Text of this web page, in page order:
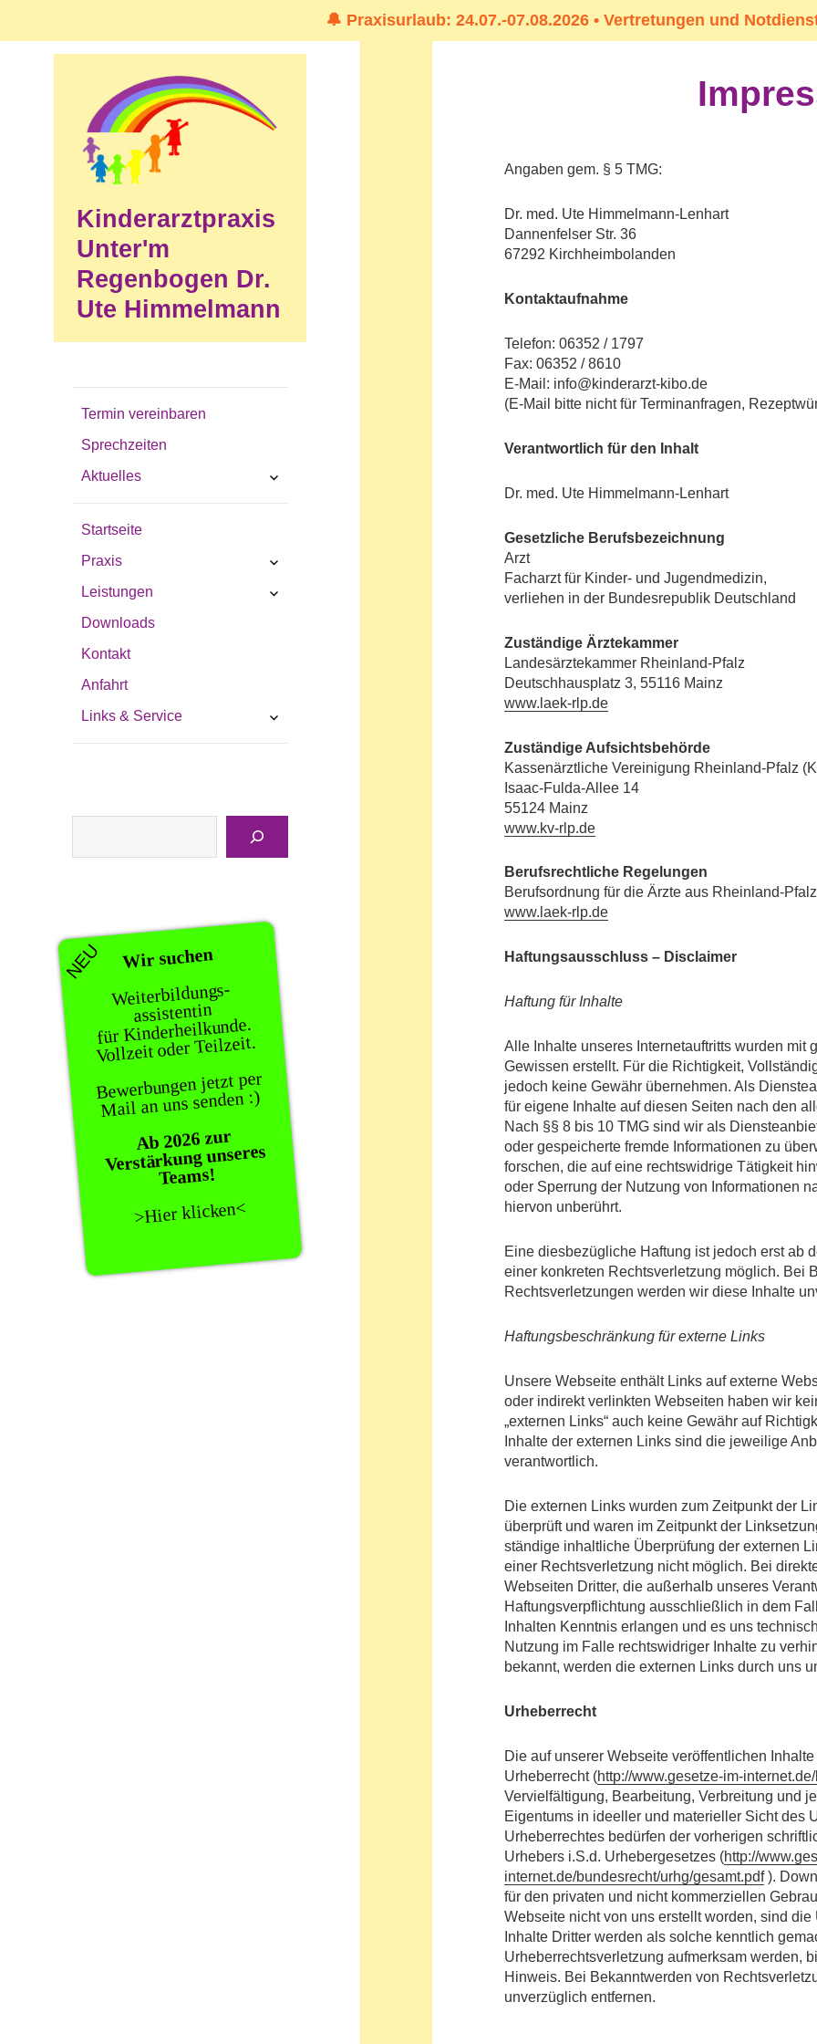
🔔 Praxisurlaub: 24.07.-07.08.2026 • Vertretungen und
Kinderarztpraxis
Unter'm
Regenbogen Dr.
Ute Himmelmann
Termin vereinbaren
Sprechzeiten
Aktuelles
untermenü
Startseite
Praxis
untermenü
Leistungen
untermenü
Downloads
Kontakt
Anfahrt
Links & Service
untermenü
NEU Wir suchen
Weiterbildungs-
assistentin
für Kinderheilkunde.
Vollzeit oder Teilzeit.
Bewerbungen jetzt per
Mail an uns senden :)
Ab 2026 zur
Verstärkung unseres
Teams!
>Hier klicken<
Angaben gem. § 5 TMG:
Dr. med. Ute Himmelmann-Lenhart
Dannenfelser Str. 36
67292 Kirchheimbolanden
Kontaktaufnahme
Telefon: 06352 / 1797
Fax: 06352 / 8610
E-Mail: info@kinderarzt-kibo.de
(E-Mail bitte nicht für Terminanfragen,
Verantwortlich für den Inhalt
Dr. med. Ute Himmelmann-Lenhart
Gesetzliche Berufsbezeichnung
Arzt
Facharzt für Kinder- und Jugendmedizin,
verliehen in der Bundesrepublik Deutschland
Zuständige Ärztekammer
Landesärztekammer Rheinland-Pfalz
Deutschhausplatz 3, 55116 Mainz
www.laek-rlp.de
Zuständige Aufsichtsbehörde
Kassenärztliche Vereinigung Rheinland-Pfalz
Isaac-Fulda-Allee 14
55124 Mainz
www.kv-rlp.de
Berufsrechtliche Regelungen
Berufsordnung für die Ärzte aus Rheinland-
www.laek-rlp.de
Haftungsausschluss – Disclaimer
Haftung für Inhalte
Alle Inhalte unseres Internetauftritts wurden mit
Gewissen erstellt. Für die Richtigkeit,
jedoch keine Gewähr übernehmen. Als
für eigene Inhalte auf diesen Seiten nach den
Nach §§ 8 bis 10 TMG sind wir als
oder gespeicherte fremde Informationen zu
forschen, die auf eine rechtswidrige Tätigkeit
oder Sperrung der Nutzung von Informationen
hiervon unberührt.
Eine diesbezügliche Haftung ist jedoch erst ab
einer konkreten Rechtsverletzung möglich. Bei
Rechtsverletzungen werden wir diese Inhalte
Haftungsbeschränkung für externe Links
Unsere Webseite enthält Links auf externe
oder indirekt verlinkten Webseiten haben wir
„externen Links“ auch keine Gewähr auf
Inhalte der externen Links sind die jeweilige
verantwortlich.
Die externen Links wurden zum Zeitpunkt der
überprüft und waren im Zeitpunkt der
ständige inhaltliche Überprüfung der externen
einer Rechtsverletzung nicht möglich. Bei
Webseiten Dritter, die außerhalb unseres
Haftungsverpflichtung ausschließlich in dem
Inhalten Kenntnis erlangen und es uns
Nutzung im Falle rechtswidriger Inhalte zu
bekannt, werden die externen Links durch uns
Urheberrecht
Die auf unserer Webseite veröffentlichen
Urheberrecht (http://www.gesetze-im-
Vervielfältigung, Bearbeitung, Verbreitung und
Eigentums in ideeller und materieller Sicht des
Urheberrechtes bedürfen der vorherigen
Urhebers i.S.d. Urhebergesetzes (http://
internet.de/bundesrecht/urhg/gesamt.pdf).
für den privaten und nicht kommerziellen
Webseite nicht von uns erstellt worden, sind
Inhalte Dritter werden als solche kenntlich
Urheberrechtsverletzung aufmerksam werden,
Hinweis. Bei Bekanntwerden von
unverzüglich entfernen.